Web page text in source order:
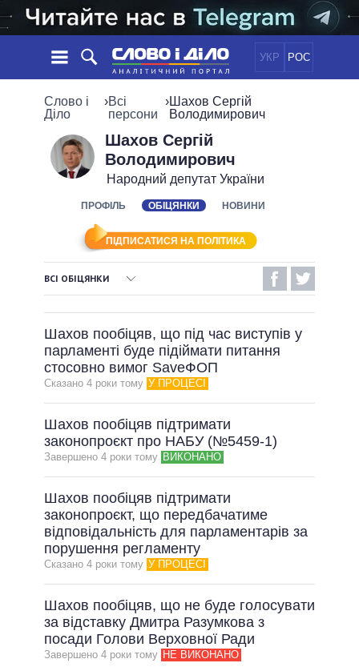
УКР РОС
НОВИНИ
СТРІЧКА
ПОДІЇ
ДУМКИ
ОГЛЯДИ
ДАЙДЖЕСТИ
ПОЛІТИКА
ЕКОНОМІКА
СУСПІЛЬСТВО
СВІТ
ОБIЦЯНКИ
ПОЛIТИКИ
УСІ ПОЛІТИКИ
ПРЕЗИДЕНТ І ОФІС
ВЕРХОВНА РАДА
КАБІНЕТ МІНІСТРІВ
ВСІ ПЕРСОНИ
ІНФОГРАФІКА
ВІДЕО
ПОРІВНЯННЯ ПОЛІТИКІВ
Слово і
Діло
›Всі
персони
›Шахов Сергій
Володимирович
Шахов Сергій
Володимирович
Народний депутат України
ПРОФІЛЬ ОБІЦЯНКИ НОВИНИ
ПІДПИСАТИСЯ НА ПОЛІТИКА
ВСІ ОБІЦЯНКИ
НЕВИКОНАНІ ОБІЦЯНКИ
ОБІЦЯНКИ У ПРОЦЕСІ
ВСІ ОБІЦЯНКИ
АРХІВНІ ОБІЦЯНКИ
Шахов пообіцяв, що під час виступів у
парламенті буде підіймати питання
стосовно вимог SaveФОП
Сказано 4 роки тому У ПРОЦЕСІ
Шахов пообіцяв підтримати
законопроєкт про НАБУ (№5459-1)
Завершено 4 роки тому ВИКОНАНО
Шахов пообіцяв підтримати
законопроєкт, що передбачатиме
відповідальність для парламентарів за
порушення регламенту
Сказано 4 роки тому У ПРОЦЕСІ
Шахов пообіцяв, що не буде голосувати
за відставку Дмитра Разумкова з
посади Голови Верховної Ради
Завершено 4 роки тому НЕ ВИКОНАНО